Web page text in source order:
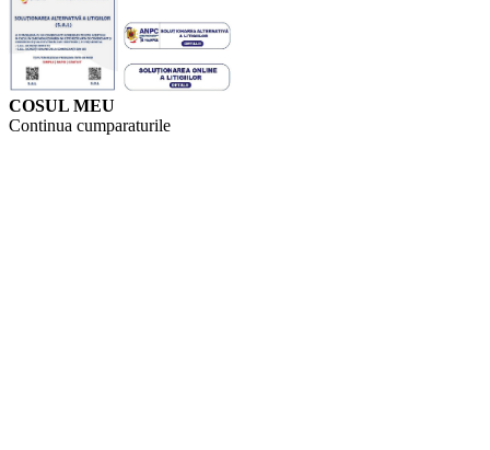
COSUL MEU
Continua cumparaturile